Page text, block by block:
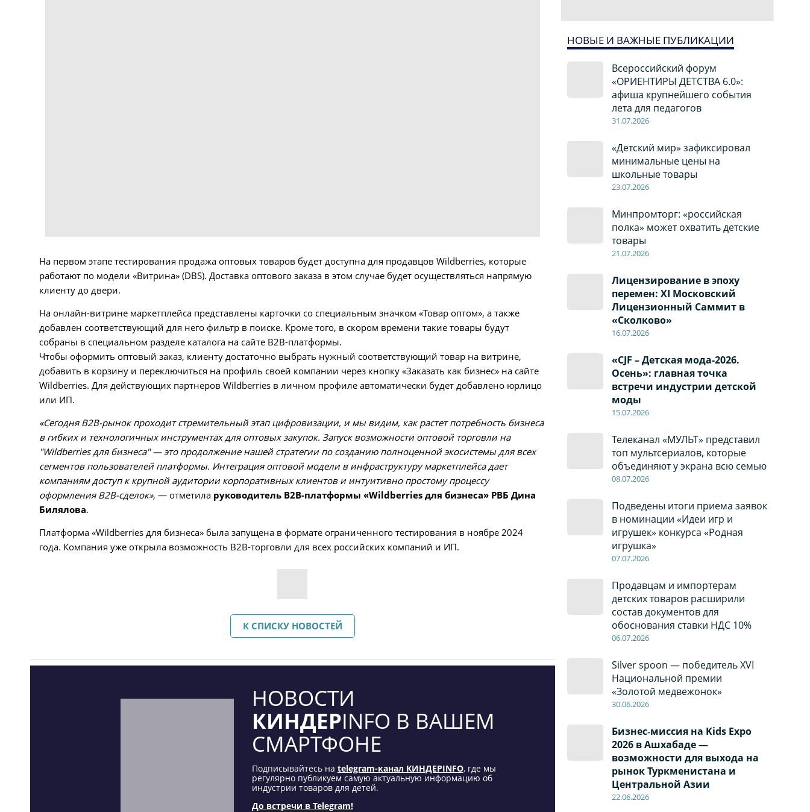
НОВЫЕ И ВАЖНЫЕ ПУБЛИКАЦИИ
Всероссийский форум
«ОРИЕНТИРЫ ДЕТСТВА 6.0»:
афиша крупнейшего события
лета для педагогов
31.07.2026
«Детский мир» зафиксировал
минимальные цены на
школьные товары
23.07.2026
Минпромторг: «российская
полка» может охватить детские
товары
21.07.2026
Лицензирование в эпоху
перемен: XI Московский
Лицензионный Саммит в
«Сколково»
16.07.2026
«CJF – Детская мода-2026.
Осень»: главная точка
встречи индустрии детской
моды
15.07.2026
Телеканал «МУЛЬТ» представил
топ мультсериалов, которые
объединяют у экрана всю семью
08.07.2026
Подведены итоги приема заявок
в номинации «Идеи игр и
игрушек» конкурса «Родная
игрушка»
07.07.2026
Продавцам и импортерам
детских товаров расширили
состав документов для
обоснования ставки НДС 10%
06.07.2026
Silver spoon — победитель XVI
Национальной премии
«Золотой медвежонок»
30.06.2026
Бизнес‑миссия на Kids Expo
2026 в Ашхабаде —
возможности для выхода на
рынок Туркменистана и
Центральной Азии
22.06.2026
На первом этапе тестирования продажа оптовых товаров будет доступна для продавцов Wildberries, которые
работают по модели «Витрина» (DBS). Доставка оптового заказа в этом случае будет осуществляться напрямую
клиенту до двери.
На онлайн-витрине маркетплейса представлены карточки со специальным значком «Товар оптом», а также
добавлен соответствующий для него фильтр в поиске. Кроме того, в скором времени такие товары будут
собраны в специальном разделе каталога на сайте B2B-платформы.
Чтобы оформить оптовый заказ, клиенту достаточно выбрать нужный соответствующий товар на витрине,
добавить в корзину и переключиться на профиль своей компании через кнопку «Заказать как бизнес» на сайте
Wildberries. Для действующих партнеров Wildberries в личном профиле автоматически будет добавлено юрлицо
или ИП.
«Сегодня B2B-рынок проходит стремительный этап цифровизации, и мы видим, как растет потребность бизнеса
в гибких и технологичных инструментах для оптовых закупок. Запуск возможности оптовой торговли на
"Wildberries для бизнеса" — это продолжение нашей стратегии по созданию полноценной экосистемы для всех
сегментов пользователей платформы. Интеграция оптовой модели в инфраструктуру маркетплейса дает
компаниям доступ к крупной аудитории корпоративных клиентов и интуитивно простому процессу
оформления B2B-сделок», — отметила руководитель B2B-платформы «Wildberries для бизнеса» РВБ Дина
Билялова.
Платформа «Wildberries для бизнеса» была запущена в формате ограниченного тестирования в ноябре 2024
года. Компания уже открыла возможность B2B-торговли для всех российских компаний и ИП.
К СПИСКУ НОВОСТЕЙ
НОВОСТИ
КИНДЕРINFO В ВАШЕМ
СМАРТФОНЕ
Подписывайтесь на telegram-канал КИНДЕРINFO, где мы
регулярно публикуем самую актуальную информацию об
индустрии товаров для детей.
До встречи в Telegram!